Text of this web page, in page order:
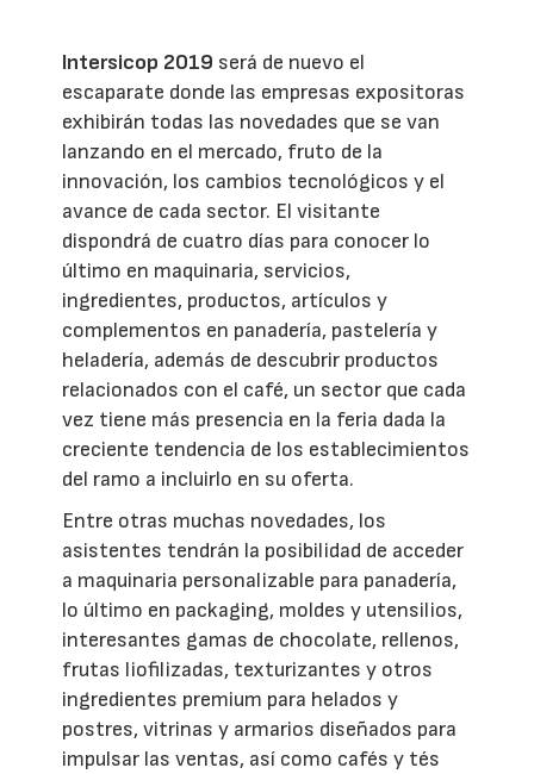
Intersicop 2019 será de nuevo el
escaparate donde las empresas expositoras
exhibirán todas las novedades que se van
lanzando en el mercado, fruto de la
innovación, los cambios tecnológicos y el
avance de cada sector. El visitante
dispondrá de cuatro días para conocer lo
último en maquinaria, servicios,
ingredientes, productos, artículos y
complementos en panadería, pastelería y
heladería, además de descubrir productos
relacionados con el café, un sector que cada
vez tiene más presencia en la feria dada la
creciente tendencia de los establecimientos
del ramo a incluirlo en su oferta.
Entre otras muchas novedades, los
asistentes tendrán la posibilidad de acceder
a maquinaria personalizable para panadería,
lo último en packaging, moldes y utensilios,
interesantes gamas de chocolate, rellenos,
frutas liofilizadas, texturizantes y otros
ingredientes premium para helados y
postres, vitrinas y armarios diseñados para
impulsar las ventas, así como cafés y tés